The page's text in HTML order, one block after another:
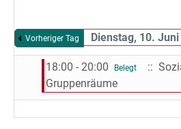
Vorheriger Tag Dienstag, 10.
18:00 - 20:00 Belegt
::
Gruppenräume